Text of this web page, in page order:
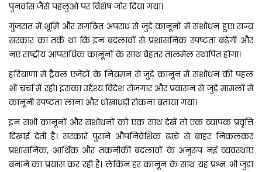
पुनर्वास जैसे पहलुओं पर विशेष जोर दिया गया।
गुजरात में भूमि और संगठित अपराध से जुड़े कानूनों में संशोधन हुए। राज्य
सरकार का तर्क था कि इन बदलावों से प्रशासनिक स्पष्टता बढ़ेगी और
नए राष्ट्रीय आपराधिक कानूनों के साथ बेहतर तालमेल स्थापित होगा।
हरियाणा में ट्रैवल एजेंटों के नियमन से जुड़े कानून में संशोधन की पहल
भी चर्चा में रही। इसका उद्देश्य विदेश रोजगार और प्रवासन से जुड़े मामलों में
कानूनी स्पष्टता लाना और धोखाधड़ी रोकना बताया गया।
इन सभी कानूनों और संशोधनों को एक साथ देखें तो एक व्यापक प्रवृत्ति
दिखाई देती है। सरकारें पुराने औपनिवेशिक ढांचे से बाहर निकलकर
प्रशासनिक, आर्थिक और तकनीकी बदलावों के अनुरूप नई व्यवस्थाएं
बनाने का प्रयास कर रही हैं। लेकिन हर कानून के साथ यह प्रश्न भी जुड़ा